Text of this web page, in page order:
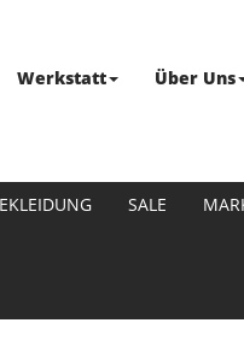
Werkstatt Über Uns
SALE